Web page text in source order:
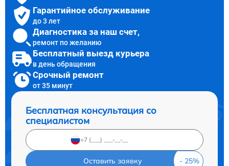
Гарантийное обслуживание
до 3 лет
Диагностика за наш счет,
ремонт по желанию
Бесплатный выезд курьера
в день обращения
Срочный ремонт
от 35 минут
Бесплатная консультация со
специалистом
Оставить заявку